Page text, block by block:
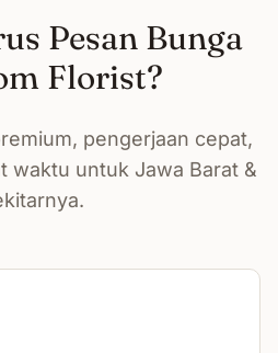
Pesan Bunga
Florist?
pengerjaan cepat,
waktu untuk Jawa Barat &